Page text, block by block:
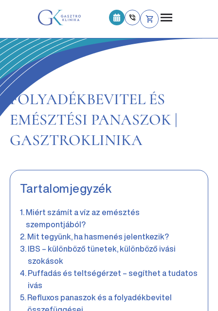
FOLYADÉKBEVITEL ÉS
EMÉSZTÉSI PANASZOK |
GASZTROKLINIKA
Tartalomjegyzék
Miért számít a víz az emésztés
szempontjából?
Mit tegyünk, ha hasmenés jelentkezik?
IBS – különböző tünetek, különböző ivási
szokások
Puffadás és teltségérzet – segíthet a tudatos
ivás
Refluxos panaszok és a folyadékbevitel